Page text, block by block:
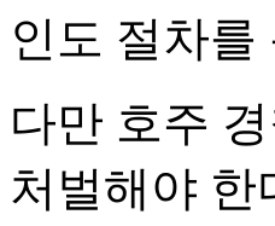
인도 절차를
다만 호주
처벌해야 한